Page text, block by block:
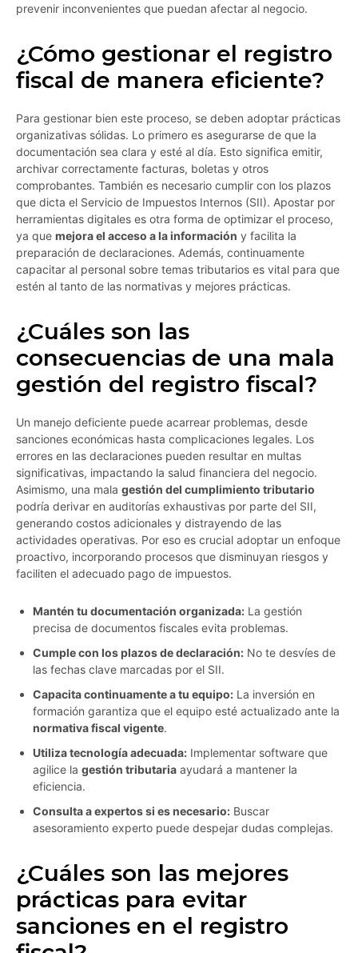
prevenir inconvenientes que puedan afectar al negocio.
¿Cómo gestionar el registro
fiscal de manera eficiente?
Para gestionar bien este proceso, se deben adoptar prácticas
organizativas sólidas. Lo primero es asegurarse de que la
documentación sea clara y esté al día. Esto significa emitir,
archivar correctamente facturas, boletas y otros
comprobantes. También es necesario cumplir con los plazos
que dicta el Servicio de Impuestos Internos (SII). Apostar por
herramientas digitales es otra forma de optimizar el proceso,
ya que mejora el acceso a la información y facilita la
preparación de declaraciones. Además, continuamente
capacitar al personal sobre temas tributarios es vital para que
estén al tanto de las normativas y mejores prácticas.
¿Cuáles son las
consecuencias de una mala
gestión del registro fiscal?
Un manejo deficiente puede acarrear problemas, desde
sanciones económicas hasta complicaciones legales. Los
errores en las declaraciones pueden resultar en multas
significativas, impactando la salud financiera del negocio.
Asimismo, una mala gestión del cumplimiento tributario
podría derivar en auditorías exhaustivas por parte del SII,
generando costos adicionales y distrayendo de las
actividades operativas. Por eso es crucial adoptar un enfoque
proactivo, incorporando procesos que disminuyan riesgos y
faciliten el adecuado pago de impuestos.
Mantén tu documentación organizada: La gestión
precisa de documentos fiscales evita problemas.
Cumple con los plazos de declaración: No te desvíes de
las fechas clave marcadas por el SII.
Capacita continuamente a tu equipo: La inversión en
formación garantiza que el equipo esté actualizado ante la
normativa fiscal vigente.
Utiliza tecnología adecuada: Implementar software que
agilice la gestión tributaria ayudará a mantener la
eficiencia.
Consulta a expertos si es necesario: Buscar
asesoramiento experto puede despejar dudas complejas.
¿Cuáles son las mejores
prácticas para evitar
sanciones en el registro